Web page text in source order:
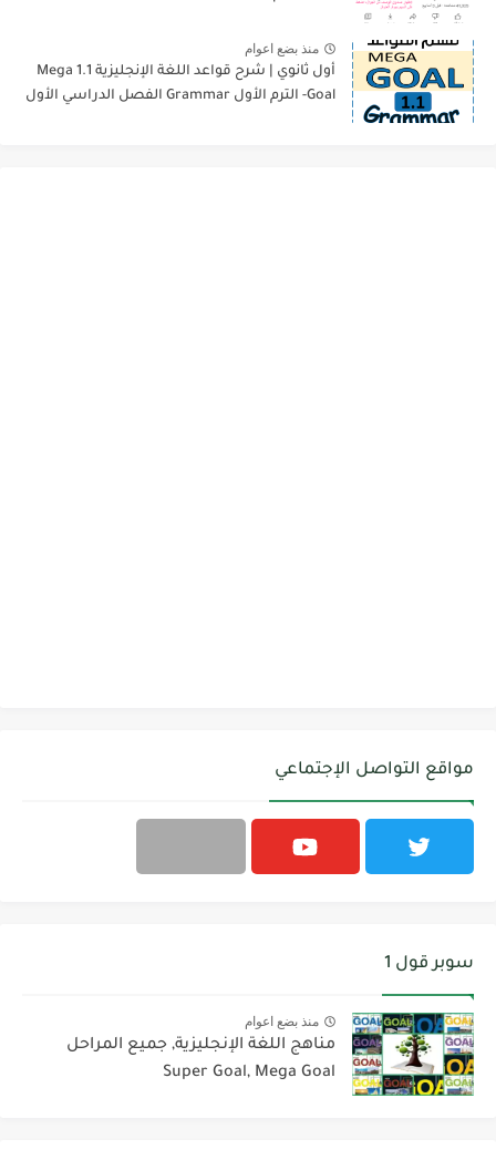
منذ بضع اعوام
أول ثانوي | شرح قواعد اللغة الإنجليزية 1.1 Mega
Goal- الترم الأول Grammar الفصل الدراسي الأول
مواقع التواصل الإجتماعي
سوبر قول 1
منذ بضع اعوام
مناهج اللغة الإنجليزية, جميع المراحل
Super Goal, Mega Goal